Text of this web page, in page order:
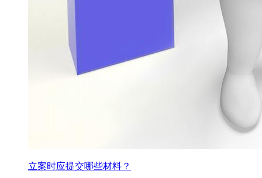
立案时应提交哪些材料？